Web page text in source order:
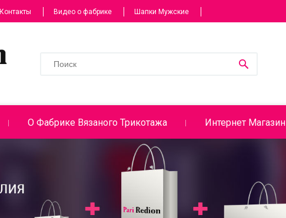
Контакты Видео о фабрике Шапки Мужские
О Фабрике Вязаного Трикотажа Интернет Магазин